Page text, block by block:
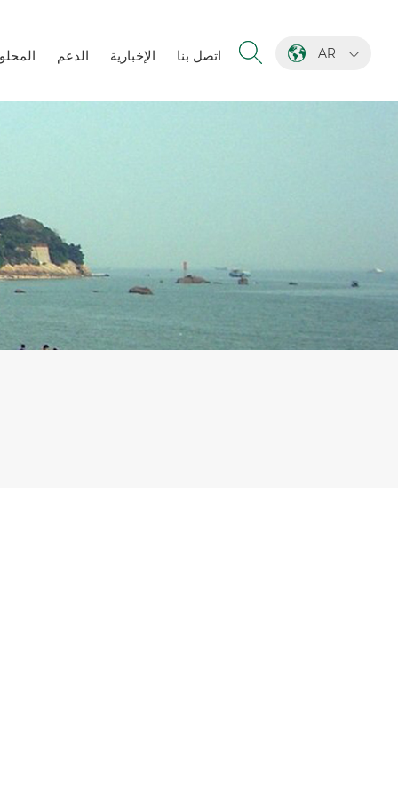
AR الدعم الإخبارية اتصل بنا